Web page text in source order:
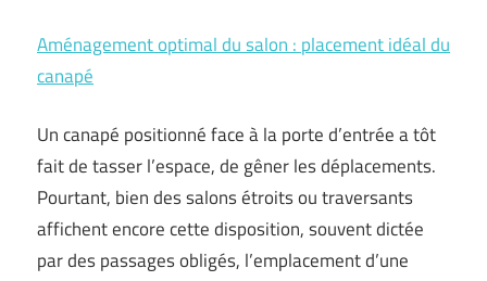
Aménagement optimal du salon : placement idéal du
canapé
Un canapé positionné face à la porte d’entrée a tôt
fait de tasser l’espace, de gêner les déplacements.
Pourtant, bien des salons étroits ou traversants
affichent encore cette disposition, souvent dictée
par des passages obligés, l’emplacement d’une